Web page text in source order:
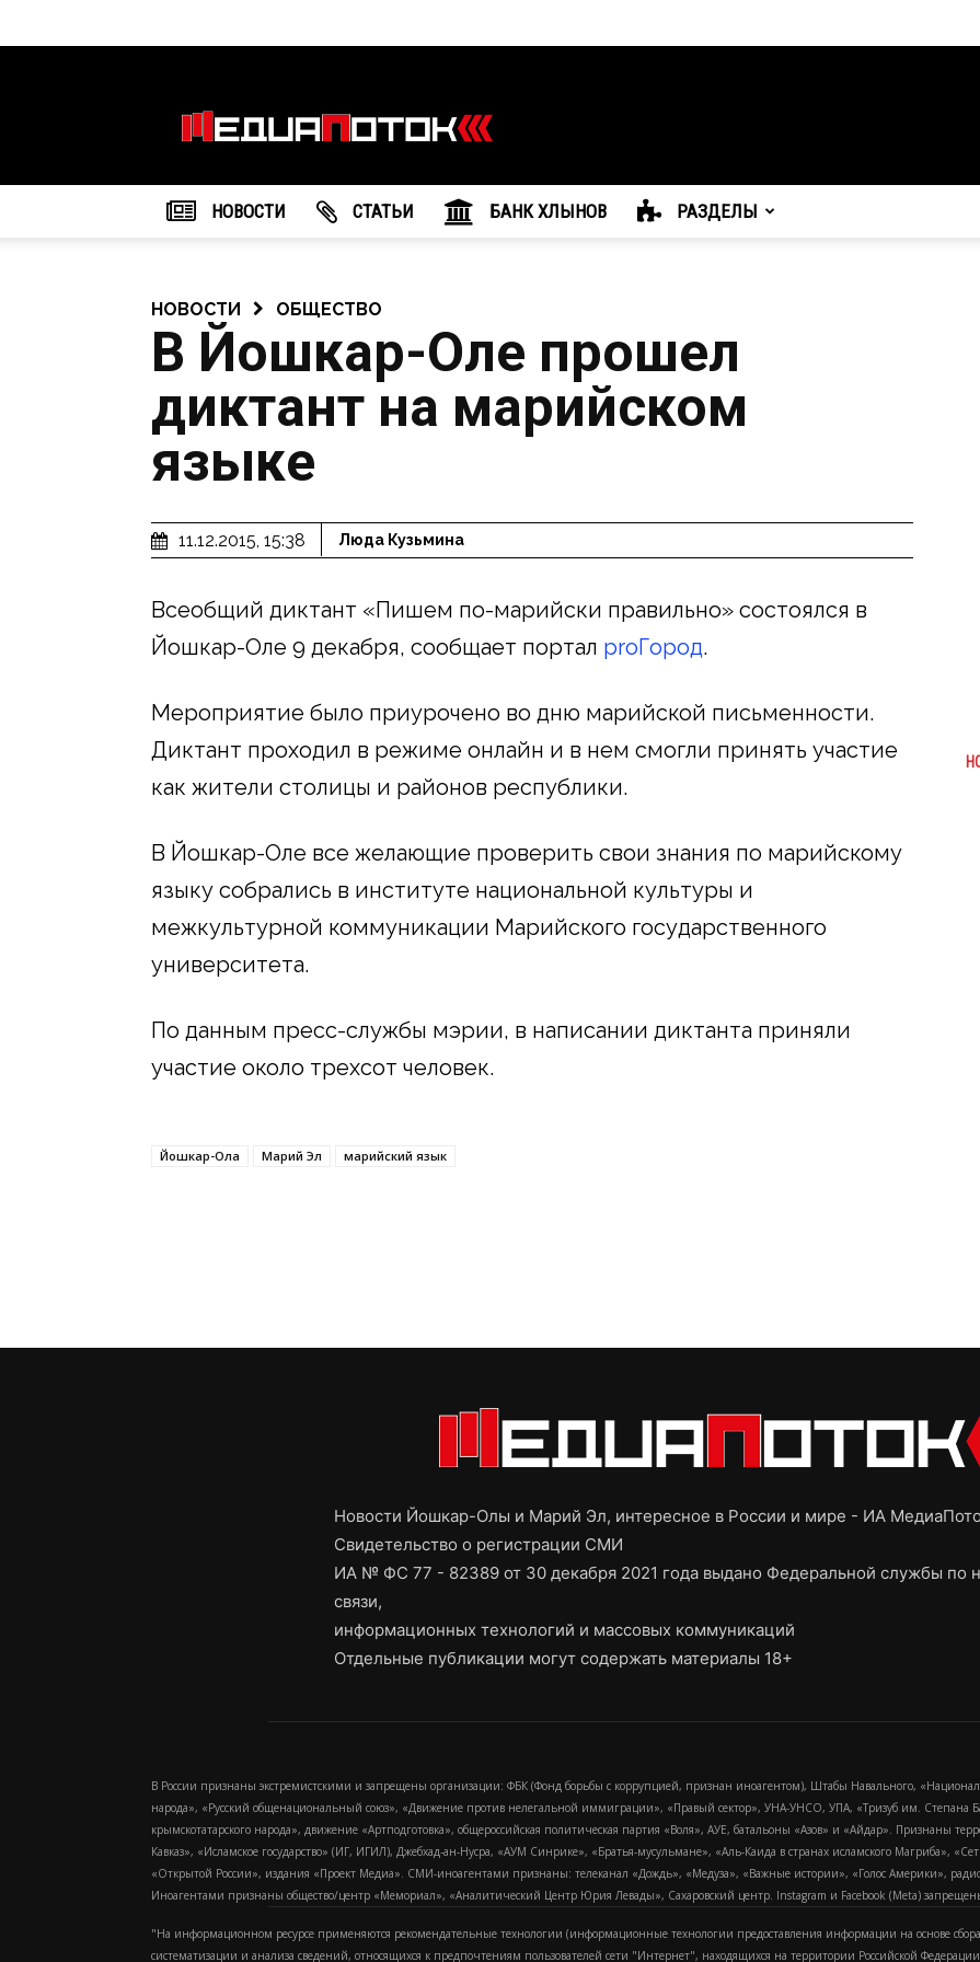
агентство
"МедиаПоток"
НОВОСТИ CТАТЬИ БАНК ХЛЫНОВ РАЗДЕЛЫ
НОВОСТИ ОБЩЕСТВО
В Йошкар-Оле прошел
диктант на марийском
языке
11.12.2015, 15:38 Люда Кузьмина
Всеобщий диктант «Пишем по-марийски правильно» состоялся в
Йошкар-Оле 9 декабря, сообщает портал proГород.
Мероприятие было приурочено во дню марийской письменности.
Диктант проходил в режиме онлайн и в нем смогли принять участие
как жители столицы и районов республики.
В Йошкар-Оле все желающие проверить свои знания по марийскому
языку собрались в институте национальной культуры и
межкультурной коммуникации Марийского государственного
университета.
По данным пресс-службы мэрии, в написании диктанта приняли
участие около трехсот человек.
Йошкар-Ола Марий Эл марийский язык
Новости Йошкар-Олы и Марий Эл, интересное в России и мире - ИА
Свидетельство о регистрации СМИ
ИА № ФС 77 - 82389 от 30 декабря 2021 года выдано Федеральной службы по
связи,
информационных технологий и массовых коммуникаций
Отдельные публикации могут содержать материалы 18+
В России признаны экстремистскими и запрещены организации: ФБК (Фонд борьбы с коррупцией, признан иноагентом), Штабы Навального,
народа», «Русский общенациональный союз», «Движение против нелегальной иммиграции», «Правый сектор», УНА-УНСО, УПА, «Тризуб им.
крымскотатарского народа», движение «Артподготовка», общероссийская политическая партия «Воля», АУЕ, батальоны «Азов» и «Айдар». Признаны
Кавказ», «Исламское государство» (ИГ, ИГИЛ), Джебхад-ан-Нусра, «АУМ Синрике», «Братья-мусульмане», «Аль-Каида в странах исламского Магриба»,
«Открытой России», издания «Проект Медиа». СМИ-иноагентами признаны: телеканал «Дождь», «Медуза», «Важные истории», «Голос Америки»,
Иноагентами признаны общество/центр «Мемориал», «Аналитический Центр Юрия Левады», Сахаровский центр. Instagram и Facebook (Metа)
"На информационном ресурсе применяются рекомендательные технологии (информационные технологии предоставления информации на основе
систематизации и анализа сведений, относящихся к предпочтениям пользователей сети "Интернет", находящихся на территории Российской